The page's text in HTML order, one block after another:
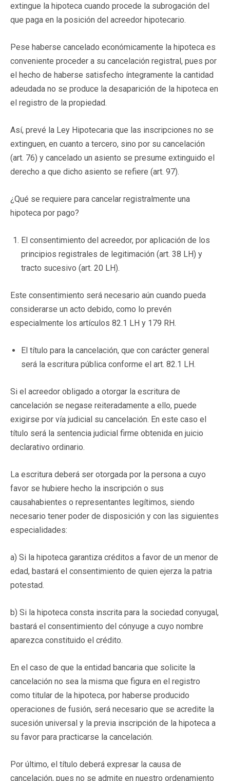
extingue la hipoteca cuando procede la subrogación del
que paga en la posición del acreedor hipotecario.
Pese haberse cancelado económicamente la hipoteca es
conveniente proceder a su cancelación registral, pues por
el hecho de haberse satisfecho íntegramente la cantidad
adeudada no se produce la desaparición de la hipoteca en
el registro de la propiedad.
Así, prevé la Ley Hipotecaria que las inscripciones no se
extinguen, en cuanto a tercero, sino por su cancelación
(art. 76) y cancelado un asiento se presume extinguido el
derecho a que dicho asiento se refiere (art. 97).
¿Qué se requiere para cancelar registralmente una
hipoteca por pago?
El consentimiento del acreedor, por aplicación de los
principios registrales de legitimación (art. 38 LH) y
tracto sucesivo (art. 20 LH).
Este consentimiento será necesario aún cuando pueda
considerarse un acto debido, como lo prevén
especialmente los artículos 82.1 LH y 179 RH.
El título para la cancelación, que con carácter general
será la escritura pública conforme el art. 82.1 LH.
Si el acreedor obligado a otorgar la escritura de
cancelación se negase reiteradamente a ello, puede
exigirse por vía judicial su cancelación. En este caso el
título será la sentencia judicial firme obtenida en juicio
declarativo ordinario.
La escritura deberá ser otorgada por la persona a cuyo
favor se hubiere hecho la inscripción o sus
causahabientes o representantes legítimos, siendo
necesario tener poder de disposición y con las siguientes
especialidades:
a) Si la hipoteca garantiza créditos a favor de un menor de
edad, bastará el consentimiento de quien ejerza la patria
potestad.
b) Si la hipoteca consta inscrita para la sociedad conyugal,
bastará el consentimiento del cónyuge a cuyo nombre
aparezca constituido el crédito.
En el caso de que la entidad bancaria que solicite la
cancelación no sea la misma que figura en el registro
como titular de la hipoteca, por haberse producido
operaciones de fusión, será necesario que se acredite la
sucesión universal y la previa inscripción de la hipoteca a
su favor para practicarse la cancelación.
Por último, el título deberá expresar la causa de
cancelación, pues no se admite en nuestro ordenamiento